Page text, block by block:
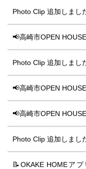
Photo Clip 追加しまし
📢高崎市OPEN
Photo Clip 追加しまし
📢高崎市OPEN
📢高崎市OPEN
Photo Clip 追加しまし
📝OKAKE HOMEア